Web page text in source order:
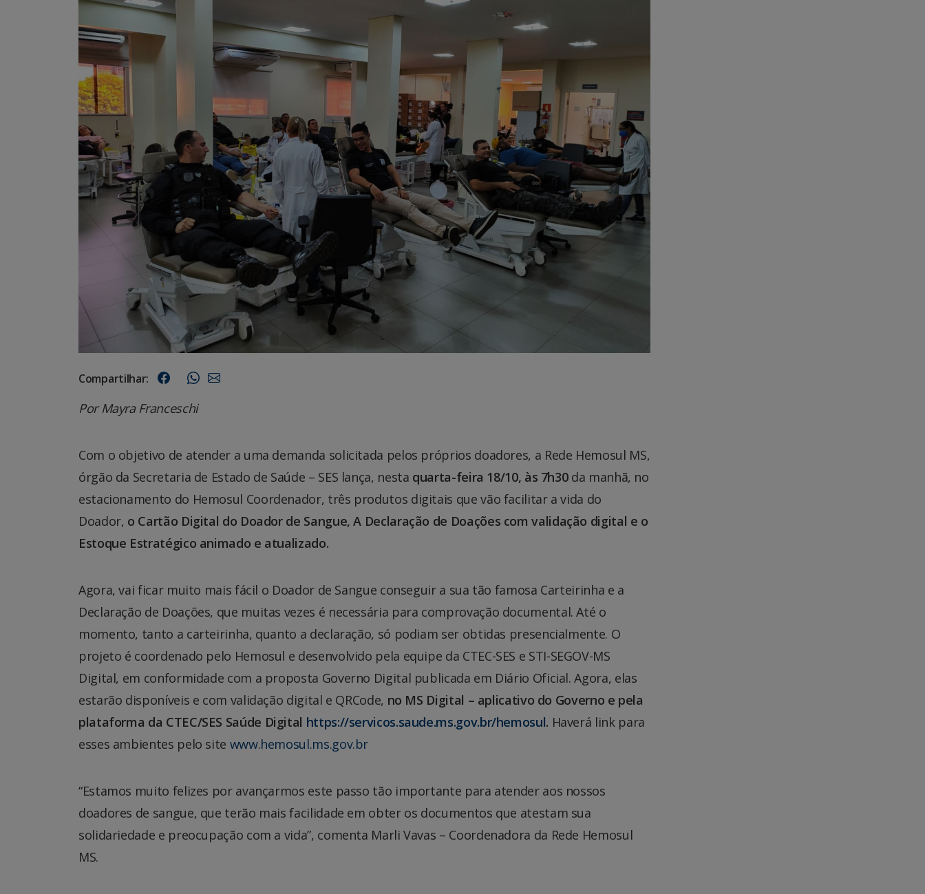
Compartilhar:
Por Mayra Franceschi
Com o objetivo de atender a uma demanda solicitada pelos próprios doadores, a Rede Hemosul MS,
órgão da Secretaria de Estado de Saúde – SES lança, nesta quarta-feira 18/10, às 7h30da manhã, no
estacionamento do Hemosul Coordenador, três produtos digitais que vão facilitar a vida do
Doador, o Cartão Digital do Doador de Sangue, A Declaração de Doações com validação digital e o
Estoque Estratégico animado e atualizado.
Agora, vai ficar muito mais fácil o Doador de Sangue conseguir a sua tão famosa Carteirinha e a
Declaração de Doações, que muitas vezes é necessária para comprovação documental. Até o
momento, tanto a carteirinha, quanto a declaração, só podiam ser obtidas presencialmente. O
projeto é coordenado pelo Hemosul e desenvolvido pela equipe da CTEC-SES e STI-SEGOV-MS
Digital, em conformidade com a proposta Governo Digital publicada em Diário Oficial. Agora, elas
estarão disponíveis e com validação digital e QRCode, no MS Digital – aplicativo do Governo e pela
plataforma da CTEC/SES Saúde Digital https://servicos.saude.ms.gov.br/hemosul. Haverá link para
esses ambientes pelo site www.hemosul.ms.gov.br
“Estamos muito felizes por avançarmos este passo tão importante para atender aos nossos
doadores de sangue, que terão mais facilidade em obter os documentos que atestam sua
solidariedade e preocupação com a vida”, comenta Marli Vavas – Coordenadora da Rede Hemosul
MS.